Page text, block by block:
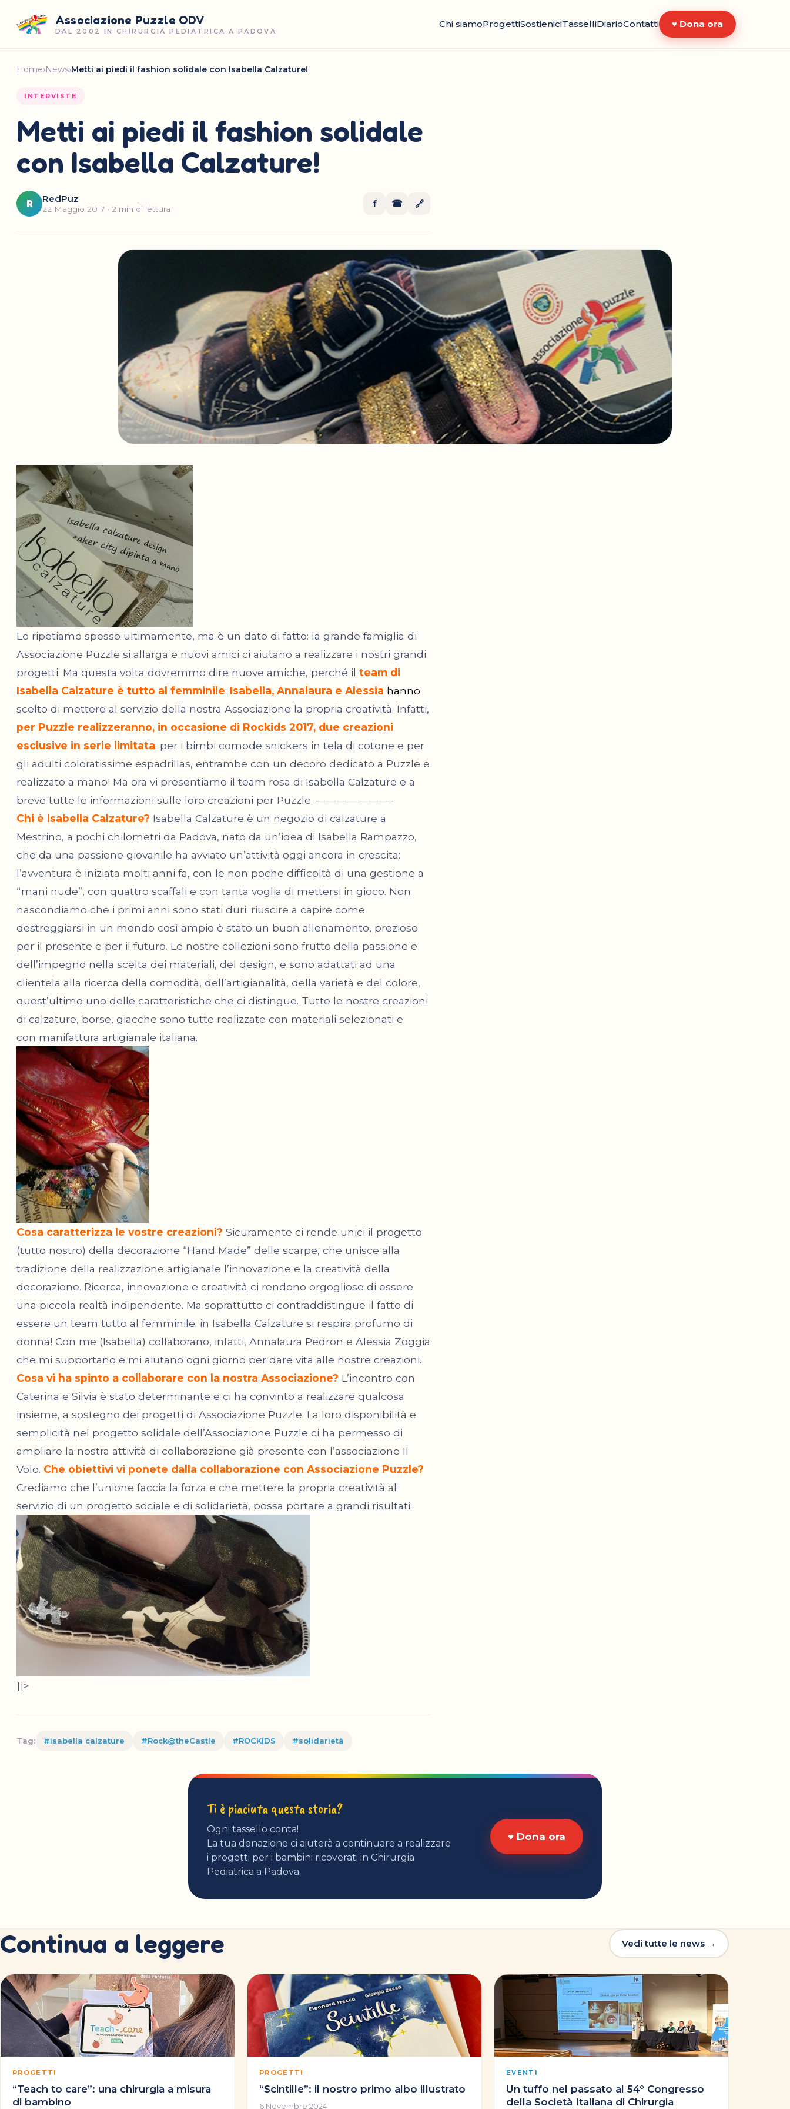
Associazione Puzzle ODV
DAL 2002 IN CHIRURGIA PEDIATRICA A PADOVA
Chi siamoProgettiSostieniciTasselliDiarioContatti ♥ Dona ora
Home›News›Metti ai piedi il fashion solidale con Isabella Calzature!
INTERVISTE
Metti ai piedi il fashion solidale
con Isabella Calzature!
R RedPuz
22 Maggio 2017 · 2 min di lettura f ☎ 🔗
Lo ripetiamo spesso ultimamente, ma è un dato di fatto: la grande famiglia di
Associazione Puzzle si allarga e nuovi amici ci aiutano a realizzare i nostri grandi
progetti. Ma questa volta dovremmo dire nuove amiche, perché il team di
Isabella Calzature è tutto al femminile: Isabella, Annalaura e Alessia hanno
scelto di mettere al servizio della nostra Associazione la propria creatività. Infatti,
per Puzzle realizzeranno, in occasione di Rockids 2017, due creazioni
esclusive in serie limitata: per i bimbi comode snickers in tela di cotone e per
gli adulti coloratissime espadrillas, entrambe con un decoro dedicato a Puzzle e
realizzato a mano! Ma ora vi presentiamo il team rosa di Isabella Calzature e a
breve tutte le informazioni sulle loro creazioni per Puzzle. ———————-
Chi è Isabella Calzature? Isabella Calzature è un negozio di calzature a
Mestrino, a pochi chilometri da Padova, nato da un’idea di Isabella Rampazzo,
che da una passione giovanile ha avviato un’attività oggi ancora in crescita:
l’avventura è iniziata molti anni fa, con le non poche difficoltà di una gestione a
“mani nude”, con quattro scaffali e con tanta voglia di mettersi in gioco. Non
nascondiamo che i primi anni sono stati duri: riuscire a capire come
destreggiarsi in un mondo così ampio è stato un buon allenamento, prezioso
per il presente e per il futuro. Le nostre collezioni sono frutto della passione e
dell’impegno nella scelta dei materiali, del design, e sono adattati ad una
clientela alla ricerca della comodità, dell’artigianalità, della varietà e del colore,
quest’ultimo uno delle caratteristiche che ci distingue. Tutte le nostre creazioni
di calzature, borse, giacche sono tutte realizzate con materiali selezionati e
con manifattura artigianale italiana.
Cosa caratterizza le vostre creazioni? Sicuramente ci rende unici il progetto
(tutto nostro) della decorazione “Hand Made” delle scarpe, che unisce alla
tradizione della realizzazione artigianale l’innovazione e la creatività della
decorazione. Ricerca, innovazione e creatività ci rendono orgogliose di essere
una piccola realtà indipendente. Ma soprattutto ci contraddistingue il fatto di
essere un team tutto al femminile: in Isabella Calzature si respira profumo di
donna! Con me (Isabella) collaborano, infatti, Annalaura Pedron e Alessia Zoggia
che mi supportano e mi aiutano ogni giorno per dare vita alle nostre creazioni.
Cosa vi ha spinto a collaborare con la nostra Associazione? L’incontro con
Caterina e Silvia è stato determinante e ci ha convinto a realizzare qualcosa
insieme, a sostegno dei progetti di Associazione Puzzle. La loro disponibilità e
semplicità nel progetto solidale dell’Associazione Puzzle ci ha permesso di
ampliare la nostra attività di collaborazione già presente con l’associazione Il
Volo. Che obiettivi vi ponete dalla collaborazione con Associazione Puzzle?
Crediamo che l’unione faccia la forza e che mettere la propria creatività al
servizio di un progetto sociale e di solidarietà, possa portare a grandi risultati.
]]>
Tag: #isabella calzature #Rock@theCastle #ROCKIDS #solidarietà
Ti è piaciuta questa storia?
Ogni tassello conta!
La tua donazione ci aiuterà a continuare a realizzare
i progetti per i bambini ricoverati in Chirurgia
Pediatrica a Padova.
♥ Dona ora
Continua a leggere Vedi tutte le news →
PROGETTI
“Teach to care”: una chirurgia a misura
di bambino
PROGETTI
“Scintille”: il nostro primo albo illustrato
6 Novembre 2024
EVENTI
Un tuffo nel passato al 54° Congresso
della Società Italiana di Chirurgia